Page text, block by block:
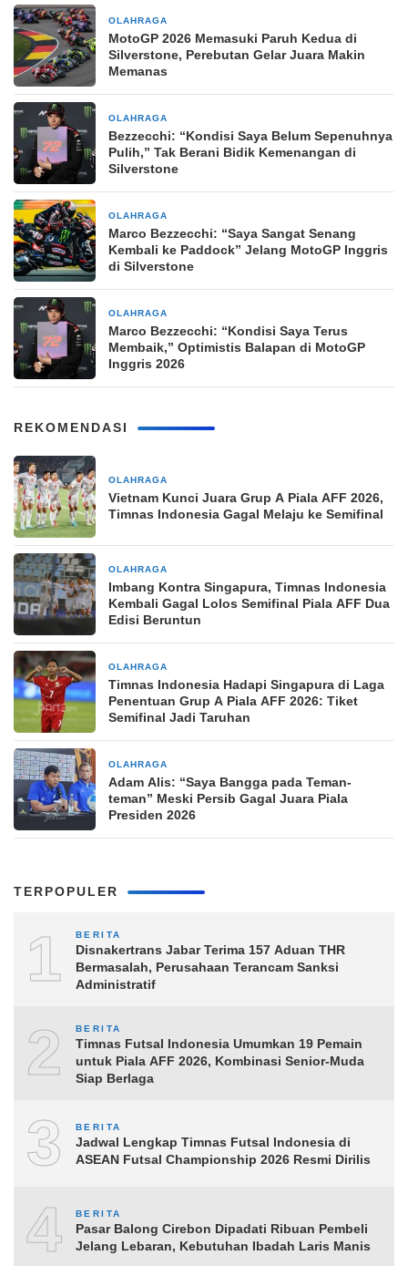
OLAHRAGA
MotoGP 2026 Memasuki Paruh Kedua di
Silverstone, Perebutan Gelar Juara Makin
Memanas
OLAHRAGA
Bezzecchi: “Kondisi Saya Belum Sepenuhnya
Pulih,” Tak Berani Bidik Kemenangan di
Silverstone
OLAHRAGA
Marco Bezzecchi: “Saya Sangat Senang
Kembali ke Paddock” Jelang MotoGP Inggris
di Silverstone
OLAHRAGA
Marco Bezzecchi: “Kondisi Saya Terus
Membaik,” Optimistis Balapan di MotoGP
Inggris 2026
REKOMENDASI
OLAHRAGA
Vietnam Kunci Juara Grup A Piala AFF 2026,
Timnas Indonesia Gagal Melaju ke Semifinal
OLAHRAGA
Imbang Kontra Singapura, Timnas Indonesia
Kembali Gagal Lolos Semifinal Piala AFF Dua
Edisi Beruntun
OLAHRAGA
Timnas Indonesia Hadapi Singapura di Laga
Penentuan Grup A Piala AFF 2026: Tiket
Semifinal Jadi Taruhan
OLAHRAGA
Adam Alis: “Saya Bangga pada Teman-
teman” Meski Persib Gagal Juara Piala
Presiden 2026
TERPOPULER
1 BERITA
Disnakertrans Jabar Terima 157 Aduan THR
Bermasalah, Perusahaan Terancam Sanksi
Administratif
2 BERITA
Timnas Futsal Indonesia Umumkan 19 Pemain
untuk Piala AFF 2026, Kombinasi Senior-Muda
Siap Berlaga
3 BERITA
Jadwal Lengkap Timnas Futsal Indonesia di
ASEAN Futsal Championship 2026 Resmi Dirilis
4 BERITA
Pasar Balong Cirebon Dipadati Ribuan Pembeli
Jelang Lebaran, Kebutuhan Ibadah Laris Manis